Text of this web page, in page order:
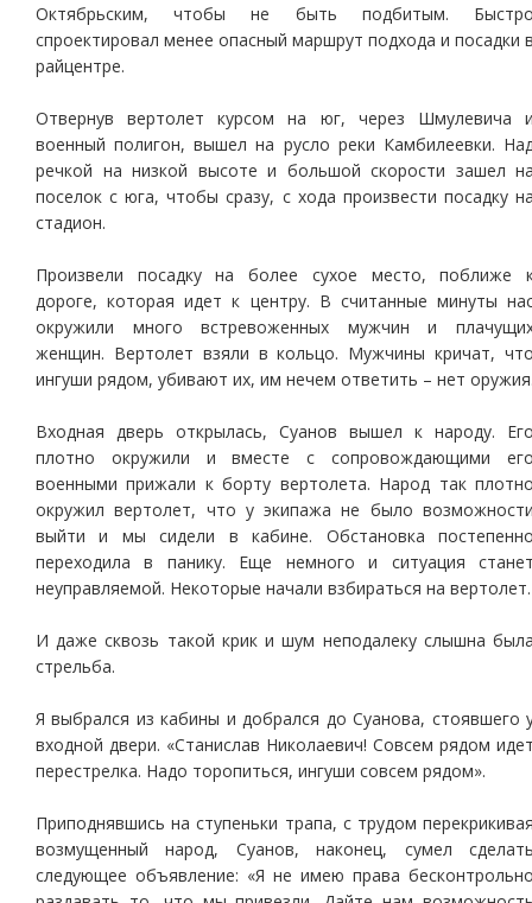
Октябрьским, чтобы не быть подбитым.
спроектировал менее опасный маршрут подхода и посадки
райцентре.
Отвернув вертолет курсом на юг, через Шмулевича
военный полигон, вышел на русло реки Камбилеевки.
речкой на низкой высоте и большой скорости зашел
поселок с юга, чтобы сразу, с хода произвести посадку
стадион.
Произвели посадку на более сухое место, поближе
дороге, которая идет к центру. В считанные минуты
окружили много встревоженных мужчин и
женщин. Вертолет взяли в кольцо. Мужчины кричат,
ингуши рядом, убивают их, им нечем ответить – нет
Входная дверь открылась, Суанов вышел к народу.
плотно окружили и вместе с сопровождающими
военными прижали к борту вертолета. Народ так
окружил вертолет, что у экипажа не было
выйти и мы сидели в кабине. Обстановка
переходила в панику. Еще немного и ситуация
неуправляемой. Некоторые начали взбираться на вертолет.
И даже сквозь такой крик и шум неподалеку слышна
стрельба.
Я выбрался из кабины и добрался до Суанова, стоявшего
входной двери. «Станислав Николаевич! Совсем рядом
перестрелка. Надо торопиться, ингуши совсем рядом».
Приподнявшись на ступеньки трапа, с трудом
возмущенный народ, Суанов, наконец, сумел
следующее объявление: «Я не имею права